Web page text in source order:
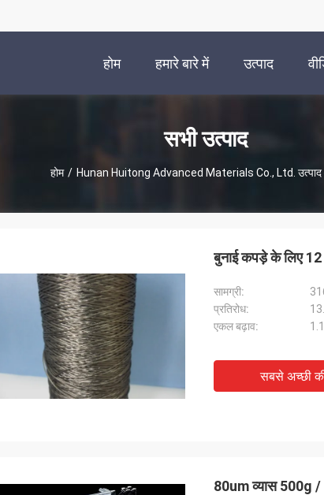
होम हमारे बारे में उत्पाद
सभी उत्पाद
होम / Hunan Huitong Advanced Materials Co., Ltd.
बुनाई कपड़े के लिए 12
सामग्री:
प्रतिरोध:
एकल बढ़ाव:
सबसे अच्छी
80um व्यास